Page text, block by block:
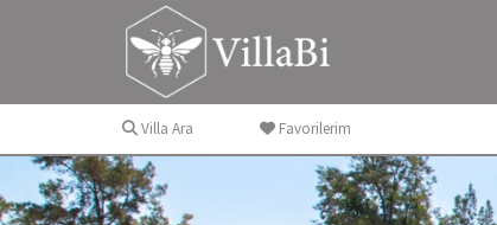
Villa Ara Favorilerim